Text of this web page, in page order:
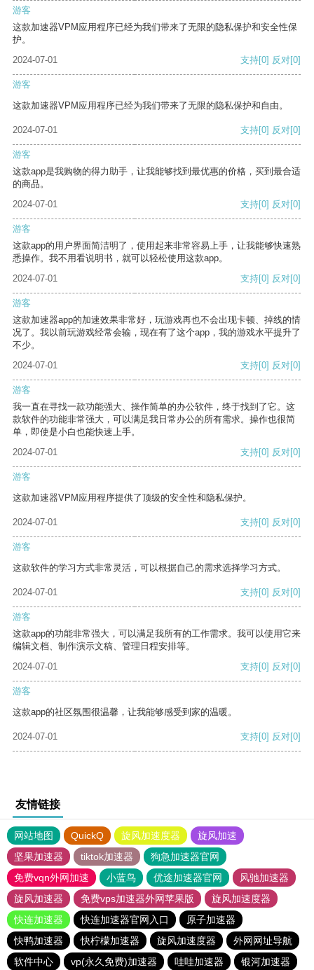
游客
这款加速器VPM应用程序已经为我们带来了无限的隐私保护和安全性保
护。
2024-07-01
支持[0] 反对[0]
游客
这款加速器VPM应用程序已经为我们带来了无限的隐私保护和自由。
2024-07-01 支持[0] 反对[0]
游客
这款app是我购物的得力助手，让我能够找到最优惠的价格，买到最合适
的商品。
2024-07-01
支持[0] 反对[0]
游客
这款app的用户界面简洁明了，使用起来非常容易上手，让我能够快速熟
悉操作。我不用看说明书，就可以轻松使用这款app。
2024-07-01
支持[0] 反对[0]
游客
这款加速器app的加速效果非常好，玩游戏再也不会出现卡顿、掉线的情
况了。我以前玩游戏经常会输，现在有了这个app，我的游戏水平提升了
不少。
2024-07-01
支持[0] 反对[0]
游客
我一直在寻找一款功能强大、操作简单的办公软件，终于找到了它。这
款软件的功能非常强大，可以满足我日常办公的所有需求。操作也很简
单，即使是小白也能快速上手。
2024-07-01
支持[0] 反对[0]
游客
这款加速器VPM应用程序提供了顶级的安全性和隐私保护。
2024-07-01 支持[0] 反对[0]
游客
这款软件的学习方式非常灵活，可以根据自己的需求选择学习方式。
2024-07-01 支持[0] 反对[0]
游客
这款app的功能非常强大，可以满足我所有的工作需求。我可以使用它来
编辑文档、制作演示文稿、管理日程安排等。
2024-07-01
支持[0] 反对[0]
游客
这款app的社区氛围很温馨，让我能够感受到家的温暖。
2024-07-01 支持[0] 反对[0]
友情链接
网站地图 QuickQ 旋风加速度器
旋风加速
坚果加速器
tiktok加速器
狗急加速器官网
免费vqn外网加速
小蓝鸟 优途加速器官网
风驰加速器
旋风加速器
免费vps加速器外网苹果版
旋风加速度器
快连加速器
快连加速器官网入口
原子加速器
快鸭加速器
快柠檬加速器 旋风加速度器
外网网址导航
软件中心
vp(永久免费)加速器 哇哇加速器 银河加速器